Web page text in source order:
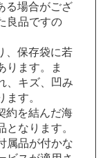
る場合がござ
良品ですの
、保存袋に若
ります。ま
、キズ、凹み
す。
約を結んだ海
なります。
属品が付かな